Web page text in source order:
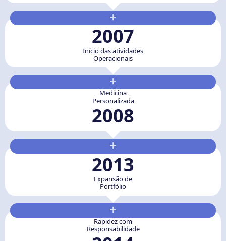
2007
Início das atividades
Operacionais
+
+
Medicina
Personalizada
2008
2013
Expansão de
Portfólio
+
+
Rapidez com
Responsabilidade